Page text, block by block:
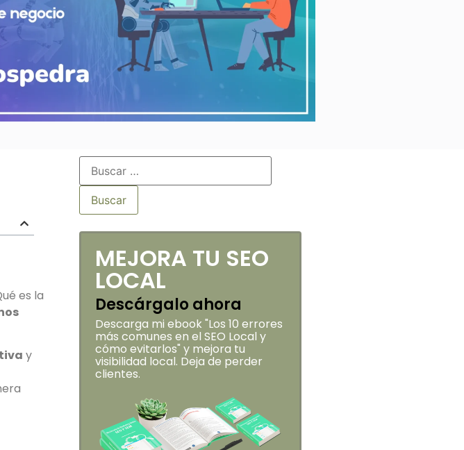
es la
y
MEJORA TU SEO
LOCAL
Descárgalo ahora
Descarga mi ebook "Los 10 errores
más comunes en el SEO Local y
cómo evitarlos" y mejora tu
visibilidad local. Deja de perder
clientes.